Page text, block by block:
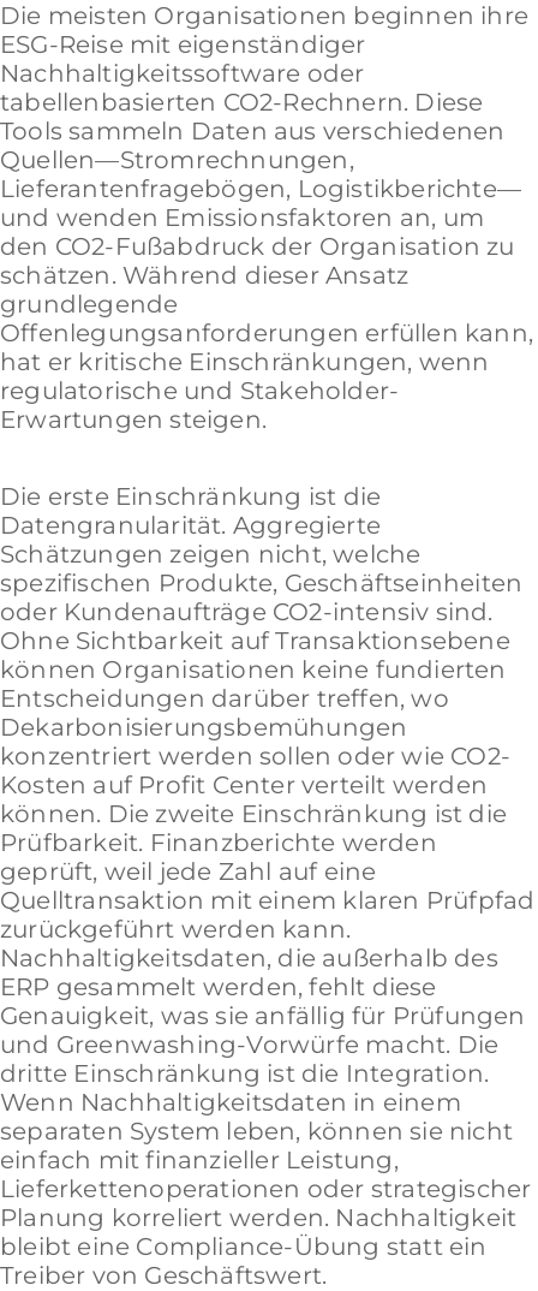
Die meisten Organisationen beginnen ihre
ESG-Reise mit eigenständiger
Nachhaltigkeitssoftware oder
tabellenbasierten CO2-Rechnern. Diese
Tools sammeln Daten aus verschiedenen
Quellen—Stromrechnungen,
Lieferantenfragebögen, Logistikberichte—
und wenden Emissionsfaktoren an, um
den CO2-Fußabdruck der Organisation zu
schätzen. Während dieser Ansatz
grundlegende
Offenlegungsanforderungen erfüllen kann,
hat er kritische Einschränkungen, wenn
regulatorische und Stakeholder-
Erwartungen steigen.
Die erste Einschränkung ist die
Datengranularität. Aggregierte
Schätzungen zeigen nicht, welche
spezifischen Produkte, Geschäftseinheiten
oder Kundenaufträge CO2-intensiv sind.
Ohne Sichtbarkeit auf Transaktionsebene
können Organisationen keine fundierten
Entscheidungen darüber treffen, wo
Dekarbonisierungsbemühungen
konzentriert werden sollen oder wie CO2-
Kosten auf Profit Center verteilt werden
können. Die zweite Einschränkung ist die
Prüfbarkeit. Finanzberichte werden
geprüft, weil jede Zahl auf eine
Quelltransaktion mit einem klaren Prüfpfad
zurückgeführt werden kann.
Nachhaltigkeitsdaten, die außerhalb des
ERP gesammelt werden, fehlt diese
Genauigkeit, was sie anfällig für Prüfungen
und Greenwashing-Vorwürfe macht. Die
dritte Einschränkung ist die Integration.
Wenn Nachhaltigkeitsdaten in einem
separaten System leben, können sie nicht
einfach mit finanzieller Leistung,
Lieferkettenoperationen oder strategischer
Planung korreliert werden. Nachhaltigkeit
bleibt eine Compliance-Übung statt ein
Treiber von Geschäftswert.